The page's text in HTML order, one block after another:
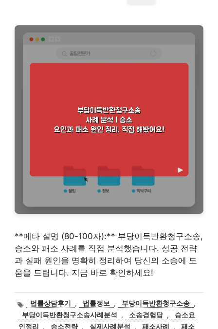
**메타 설명 (80-100자):** 부당이득반환청구소송,
승소와 패소 사례를 직접 분석했습니다. 성공 전략
과 실패 원인을 명확히 정리하여 당신의 소송에 도
움을 드립니다. 지금 바로 확인하세요!
태
그
법률상담후기 , 법률정보 , 부당이득반환청구소송 ,
부당이득반환청구소송사례분석
, 소송경험담 ,
승소요
인정리
, 승소전략 , 실제사례분석 , 패소사례 ,
패소